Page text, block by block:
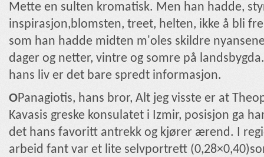
Mette en sulten kromatisk. Men han hadde,
inspirasjon,blomsten, treet, helten, ikke å bli
som han hadde midten m'oles skildre
dager og netter, vintre og somre på
hans liv er det bare spredt informasjon.
ΟPanagiotis, hans bror, Alt jeg visste er at
Kavasis greske konsulatet i Izmir, posisjon ga
det hans favoritt antrekk og kjører ærend. I
arbeid fant var et lite selvportrett